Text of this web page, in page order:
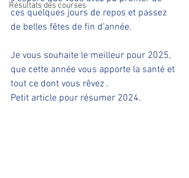
Résultats des courses
ces quelques jours de repos et passez
de belles fêtes de fin d’année.
Je vous souhaite le meilleur pour 2025,
que cette année vous apporte la santé et
tout ce dont vous rêvez .
Petit article pour résumer 2024.